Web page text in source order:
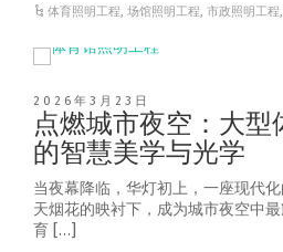
体育照明工程,场馆照明工程,市政照明工程,
2026年3月23日
点燃城市夜空：大型
的智慧美学与光学
当夜幕降临，华灯初上，一座现代
天烟花的映衬下，成为城市夜空中
育 […]